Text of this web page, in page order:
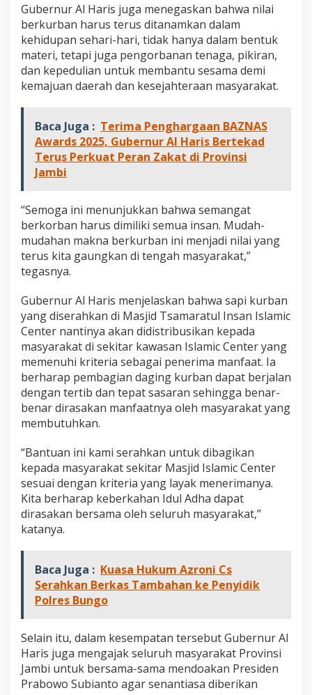
Gubernur Al Haris juga menegaskan bahwa nilai
berkurban harus terus ditanamkan dalam
kehidupan sehari-hari, tidak hanya dalam bentuk
materi, tetapi juga pengorbanan tenaga, pikiran,
dan kepedulian untuk membantu sesama demi
kemajuan daerah dan kesejahteraan masyarakat.
Baca Juga : Terima Penghargaan BAZNAS
Awards 2025, Gubernur Al Haris Bertekad
Terus Perkuat Peran Zakat di Provinsi
Jambi
“Semoga ini menunjukkan bahwa semangat
berkorban harus dimiliki semua insan. Mudah-
mudahan makna berkurban ini menjadi nilai yang
terus kita gaungkan di tengah masyarakat,”
tegasnya.
Gubernur Al Haris menjelaskan bahwa sapi kurban
yang diserahkan di Masjid Tsamaratul Insan Islamic
Center nantinya akan didistribusikan kepada
masyarakat di sekitar kawasan Islamic Center yang
memenuhi kriteria sebagai penerima manfaat. Ia
berharap pembagian daging kurban dapat berjalan
dengan tertib dan tepat sasaran sehingga benar-
benar dirasakan manfaatnya oleh masyarakat yang
membutuhkan.
“Bantuan ini kami serahkan untuk dibagikan
kepada masyarakat sekitar Masjid Islamic Center
sesuai dengan kriteria yang layak menerimanya.
Kita berharap keberkahan Idul Adha dapat
dirasakan bersama oleh seluruh masyarakat,”
katanya.
Baca Juga : Kuasa Hukum Azroni Cs
Serahkan Berkas Tambahan ke Penyidik
Polres Bungo
Selain itu, dalam kesempatan tersebut Gubernur Al
Haris juga mengajak seluruh masyarakat Provinsi
Jambi untuk bersama-sama mendoakan Presiden
Prabowo Subianto agar senantiasa diberikan